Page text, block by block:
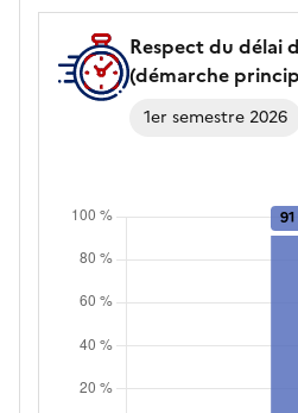
Respect du délai
(démarche
1er semestre 2026